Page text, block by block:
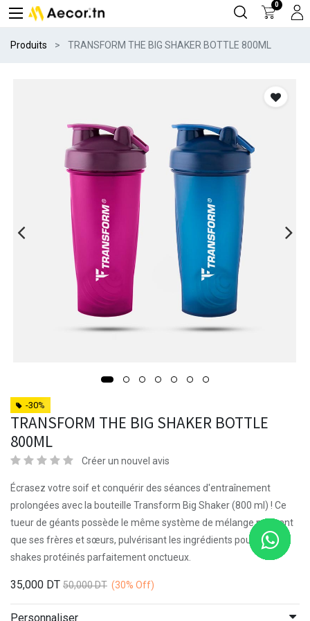
0
Produits TRANSFORM THE BIG SHAKER BOTTLE 800ML
-30%
TRANSFORM THE BIG SHAKER BOTTLE
800ML
Créer un nouvel avis
Écrasez votre soif et conquérir des séances d'entraînement
prolongées avec la bouteille Transform Big Shaker (800 ml) ! Ce
tueur de géants possède le même système de mélange puissant
que ses frères et sœurs, pulvérisant les ingrédients pour des
shakes protéinés parfaitement onctueux.
35,000 DT 50,000DT (30% Off)
Personnaliser